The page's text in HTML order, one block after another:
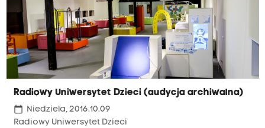
Radiowy Uniwersytet Dzieci (audycja archiwalna)
calendar_today Niedziela, 2016.10.09
Radiowy Uniwersytet Dzieci